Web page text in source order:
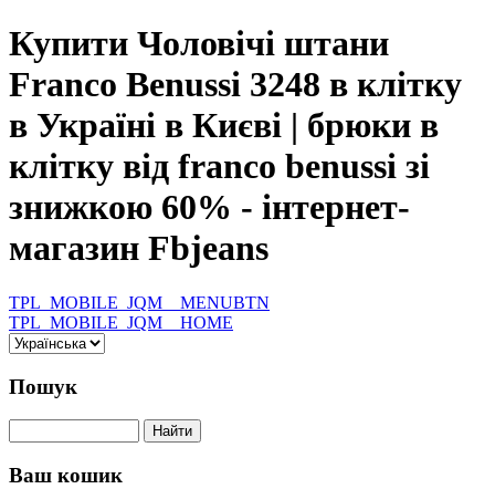
Купити Чоловічі штани
Franco Benussi 3248 в клітку
в Україні в Києві | брюки в
клітку від franco benussi зі
знижкою 60% - інтернет-
магазин Fbjeans
TPL_MOBILE_JQM__MENUBTN
TPL_MOBILE_JQM__HOME
Пошук
Ваш кошик